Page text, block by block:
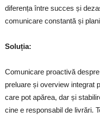
diferența între succes și
comunicare constantă și
Soluția:
Comunicare proactivă
preluare și overview integrat
care pot apărea, dar și
cine e responsabil de livrări.